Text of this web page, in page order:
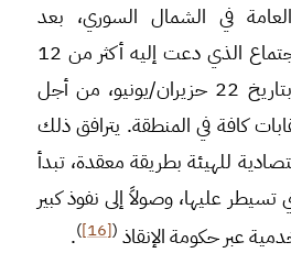
العامة في الشمال السوري، بعد
مقاطعتها وإفشالها للاجتماع الذي دعت إليه أكثر من 12
نقابة في إدلب وحلب بتاريخ 22 حزيران/يونيو، من أجل
كافة في المنطقة. يترافق ذلك
للهيئة بطريقة معقدة، تبدأ
تسيطر عليها، وصولاً إلى نفوذ كبير
عبر حكومة الإنقاذ (
[16]
)
.